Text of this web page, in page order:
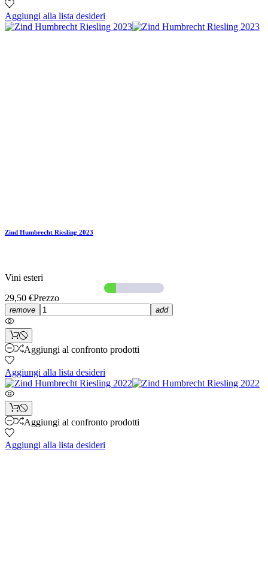
Aggiungi alla lista desideri
Zind Humbrecht Riesling 2023
Vini esteri
29,50 €Prezzo
remove add
Aggiungi al confronto prodotti
Aggiungi alla lista desideri
Aggiungi al confronto prodotti
Aggiungi alla lista desideri